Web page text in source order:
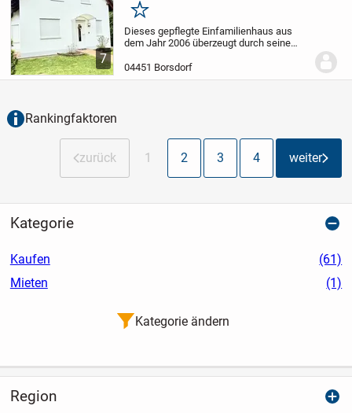
7
Merken
Dieses gepflegte Einfamilienhaus aus
dem Jahr 2006 überzeugt durch seine
Raumaufteilung und ein angenehm
wohnliches Ambiente. Auf einem ca. 667
04451 Borsdorf
Rankingfaktoren
zurück 1 2 3 4 weiter
Kategorie
Kaufen
(61)
Mieten
(1)
Kategorie ändern
Region